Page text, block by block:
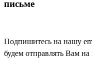
письме
Подпишитесь на нашу
будем отправлять Вам